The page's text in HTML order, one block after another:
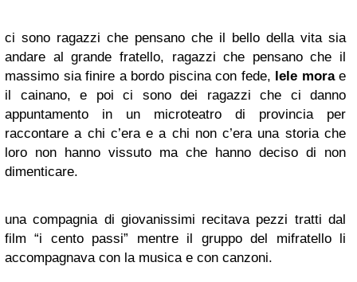
ci sono ragazzi che pensano che il bello della vita sia
andare al grande fratello, ragazzi che pensano che il
massimo sia finire a bordo piscina con fede, lele morae
il cainano, e poi ci sono dei ragazzi che ci danno
appuntamento in un microteatro di provincia per
raccontare a chi c’era e a chi non c’era una storia che
loro non hanno vissuto ma che hanno deciso di non
dimenticare.
una compagnia di giovanissimi recitava pezzi tratti dal
film “i cento passi” mentre il gruppo del mifratello li
accompagnava con la musica e con canzoni.